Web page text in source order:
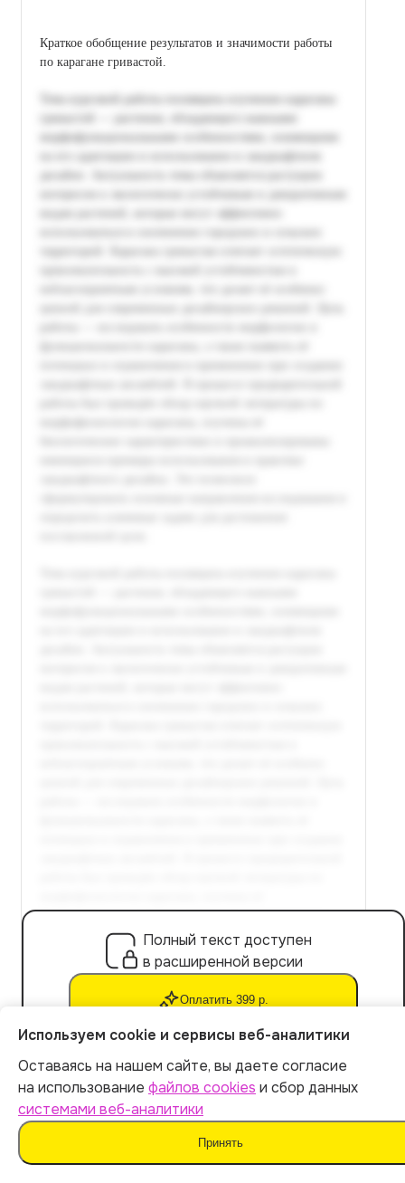
Краткое обобщение результатов и значимости работы
по карагане гривастой.
Полный текст доступен
в расширенной версии
Оплатить 399 р.
Расчет стоимости
Экспорт файла в Word
Используем cookie и сервисы веб-аналитики
Оставаясь на нашем сайте, вы даете согласие
на использование файлов cookies и сбор данных
системами веб-аналитики
Принять